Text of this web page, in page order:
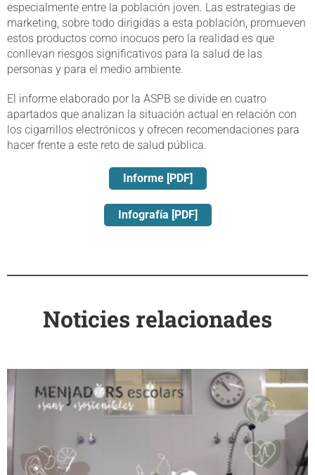
especialmente entre la población joven. Las estrategias de
marketing, sobre todo dirigidas a esta población, promueven
estos productos como inocuos pero la realidad es que
conllevan riesgos significativos para la salud de las
personas y para el medio ambiente.
El informe elaborado por la ASPB se divide en cuatro
apartados que analizan la situación actual en relación con
los cigarrillos electrónicos y ofrecen recomendaciones para
hacer frente a este reto de salud pública.
Informe [PDF]
Infografía [PDF]
Noticies relacionades